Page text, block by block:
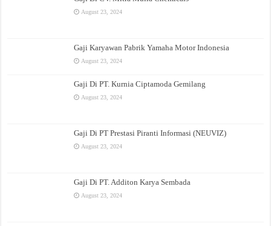
August 23, 2024
Gaji Karyawan Pabrik Yamaha Motor Indonesia
August 23, 2024
Gaji Di PT. Kurnia Ciptamoda Gemilang
August 23, 2024
Gaji Di PT Prestasi Piranti Informasi (NEUVIZ)
August 23, 2024
Gaji Di PT. Additon Karya Sembada
August 23, 2024